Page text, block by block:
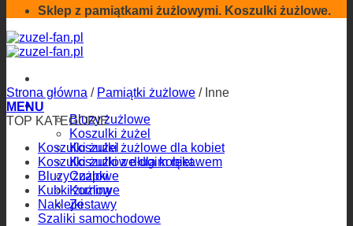
Sklep z pamiątkami żużlowymi. Koszulki żużlowe.
Odzież
Bluzy żużlowe
Koszulki żużel
Koszulki żużlowe dla kobiet
Koszulki z długim rękawem
Czapki
Kominy
Zestawy
Pamiątki żużlowe
Strona główna / Pamiątki żużlowe /Inne
MENU
TOP KATEGORIE
Koszulki żużel
Koszulki żużlowe dla kobiet
Bluzy żużlowe
Kubki żużlowe
Naklejki
Szaliki samochodowe